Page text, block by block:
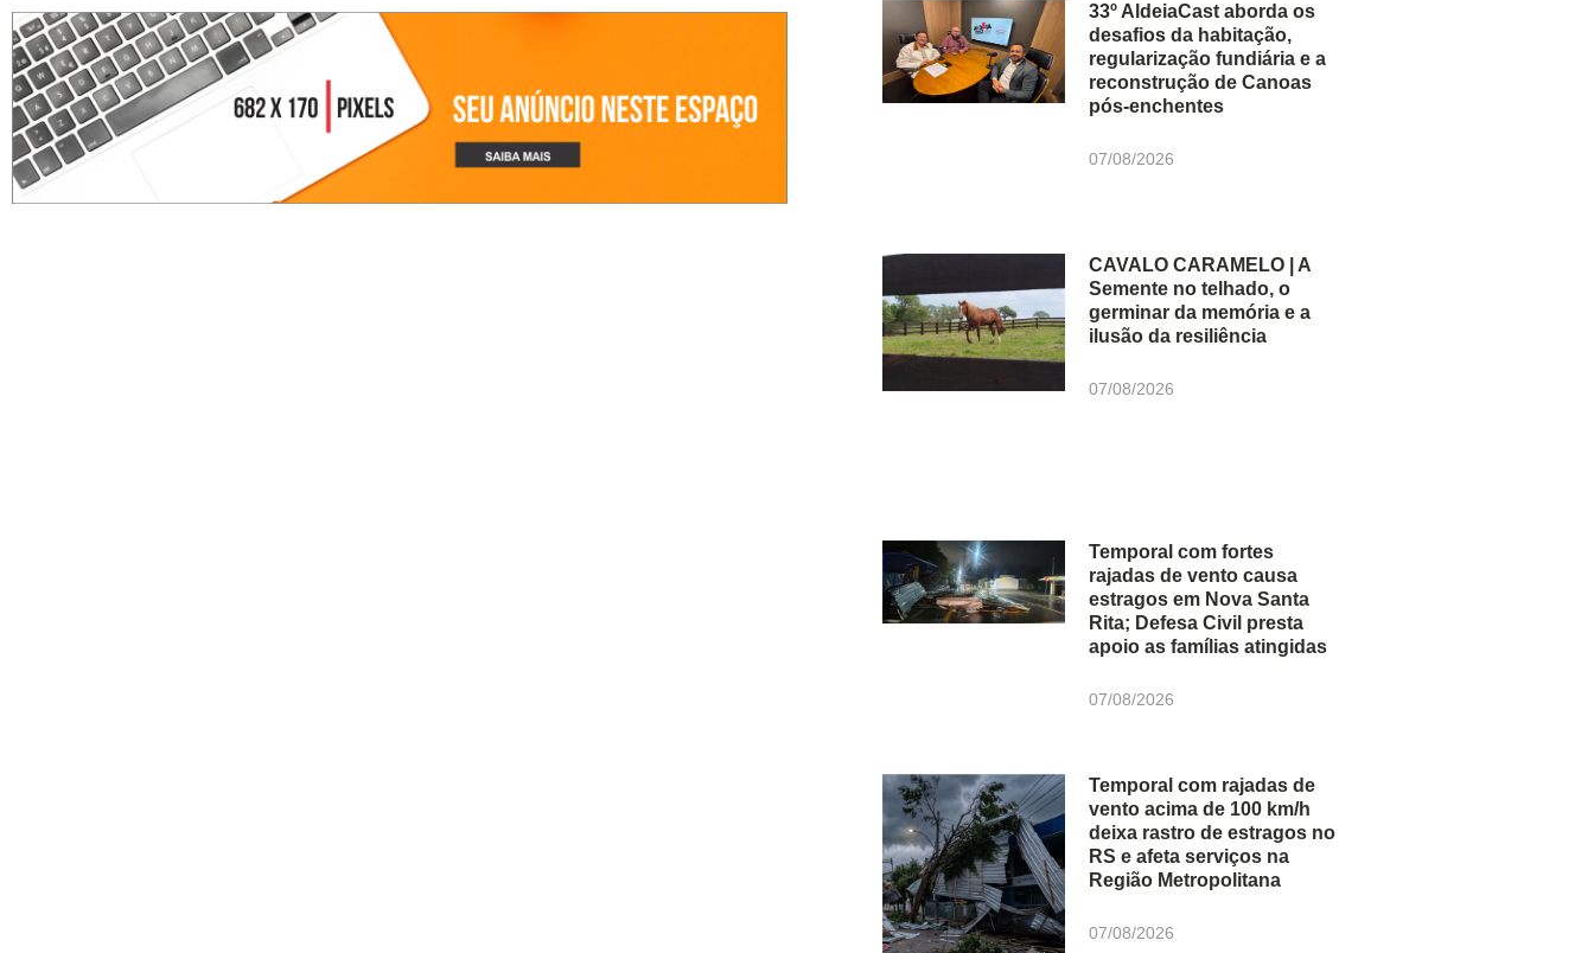
33º AldeiaCast aborda os
desafios da habitação,
regularização fundiária e a
reconstrução de Canoas
pós-enchentes
07/08/2026
CAVALO CARAMELO | A
Semente no telhado, o
germinar da memória e a
ilusão da resiliência
07/08/2026
Temporal com fortes
rajadas de vento causa
estragos em Nova Santa
Rita; Defesa Civil presta
apoio as famílias atingidas
07/08/2026
Temporal com rajadas de
vento acima de 100 km/h
deixa rastro de estragos no
RS e afeta serviços na
Região Metropolitana
07/08/2026